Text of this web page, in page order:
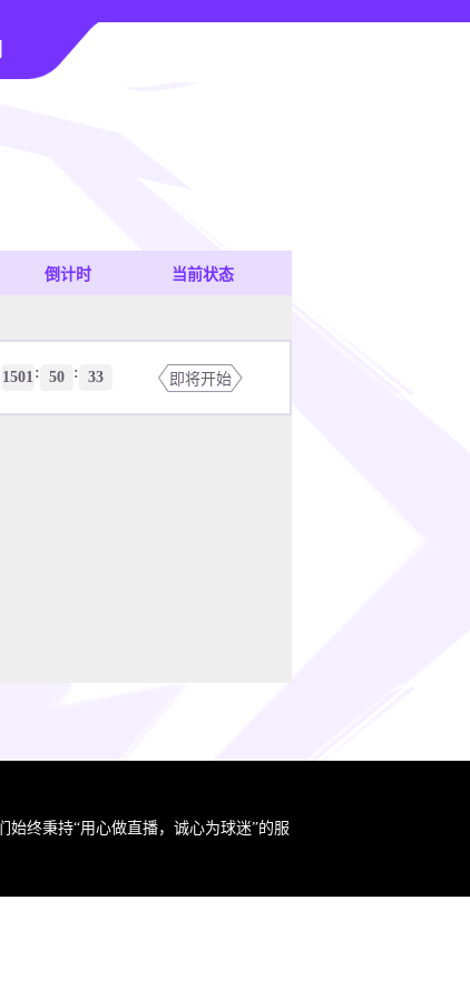
倒计时 当前状态
1501: 50 : 33 即将开始
终秉持“用心做直播，诚心为球迷”的服